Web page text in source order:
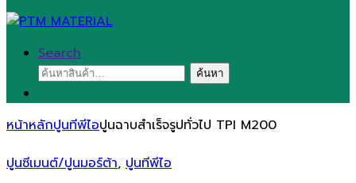
Search
ค้นหา:
ค้นหา
หน้าหลักปูนทีพีไอปูนฉาบสำเร็จรูปทั่วไป TPI M200
ปูนซีเมนต์/ปูนมอร์ต้า, ปูนทีพีไอ